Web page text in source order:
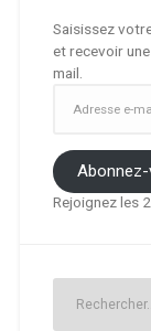
Saisissez
et recevoir
mail.
mail
Rejoignez les